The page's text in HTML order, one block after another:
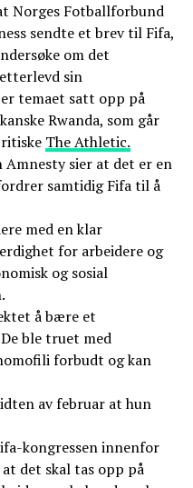
Norges Fotballforbund
sendte et brev til Fifa,
om det
sin
temaet satt opp på
Rwanda, som går
The Athletic.
sier at det er en
samtidig Fifa til å
med en klar
for arbeidere og
og sosial
å bære et
ble truet med
forbudt og kan
av februar at hun
kongressen innenfor
det skal tas opp på